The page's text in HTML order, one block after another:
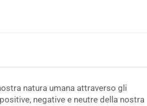
natura umana attraverso gli
negative e neutre della nostra